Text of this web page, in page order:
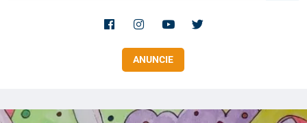
ANUNCIE